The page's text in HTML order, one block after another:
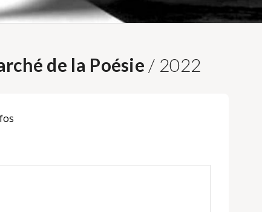
de la Poésie / 2022